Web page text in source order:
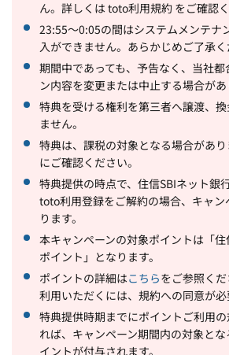
ん。詳しくは toto利用規約 をご確認く
23:55～0:05の間はシステムメンテナ
入ができません。あらかじめご了承く
期間中であっても、予告なく、当社
ン内容を変更または中止する場合があ
特典を受ける権利を第三者へ譲渡、
ません。
特典は、課税の対象となる場合があ
にご確認ください。
特典提供の時点で、住信SBIネット銀
toto利用登録をご解約の場合、キャン
ります。
本キャンペーンの対象ポイントは「
ポイント」となります。
ポイントの詳細はこちらをご参照く
利用いただくには、規約への同意が必
特典提供時期までにポイントご利用
れば、キャンペーン期間内の対象と
イントが付与されます。